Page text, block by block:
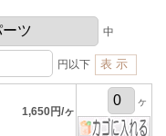
中
円以下
1,650円/ヶ
ヶ